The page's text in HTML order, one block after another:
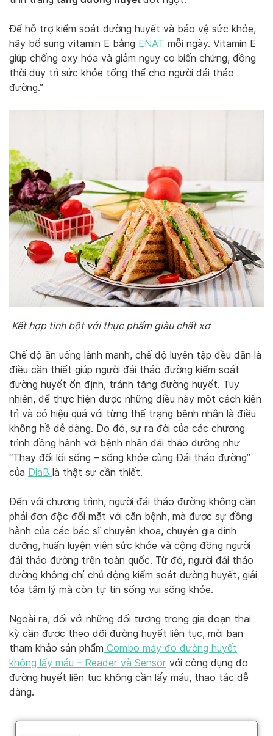
Để hỗ trợ kiểm soát đường huyết và bảo vệ sức khỏe,
hãy bổ sung vitamin E bằng ENAT mỗi ngày. Vitamin E
giúp chống oxy hóa và giảm nguy cơ biến chứng, đồng
thời duy trì sức khỏe tổng thể cho người đái tháo
đường.”
Kết hợp tinh bột với thực phẩm giàu chất xơ
Chế độ ăn uống lành mạnh, chế độ luyện tập đều đặn là
điều cần thiết giúp người đái tháo đường kiểm soát
đường huyết ổn định, tránh tăng đường huyết. Tuy
nhiên, để thực hiện được những điều này một cách kiên
trì và có hiệu quả với từng thể trạng bệnh nhân là điều
không hề dễ dàng. Do đó, sự ra đời của các chương
trình đồng hành với bệnh nhân đái tháo đường như
“Thay đổi lối sống – sống khỏe cùng Đái tháo đường”
của DiaB là thật sự cần thiết.
Đến với chương trình, người đái tháo đường không cần
phải đơn độc đối mặt với căn bệnh, mà được sự đồng
hành của các bác sĩ chuyên khoa, chuyên gia dinh
dưỡng, huấn luyện viên sức khỏe và cộng đồng người
đái tháo đường trên toàn quốc. Từ đó, người đái tháo
đường không chỉ chủ động kiểm soát đường huyết, giải
tỏa tâm lý mà còn tự tin sống vui sống khỏe.
Ngoài ra, đối với những đối tượng trong gia đoạn thai
kỳ cần được theo dõi đường huyết liên tục, mời bạn
tham khảo sản phẩm Combo máy đo đường huyết
không lấy máu – Reader và Sensor với công dụng đo
đường huyết liên tục không cần lấy máu, thao tác dễ
dàng.